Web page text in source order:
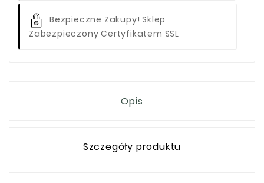
Bezpieczne Zakupy! Sklep
Zabezpieczony Certyfikatem SSL
Opis
Szczegóły produktu